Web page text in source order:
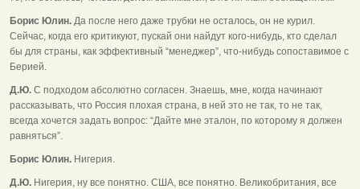
Борис Юлин. Да после него даже трубки не осталось, он не курил.
Сейчас, когда его критикуют, пускай они найдут кого-нибудь, кто сделал
бы для страны, как эффективный “менеджер”, что-нибудь сопоставимое с
Берией.
Д.Ю. С подходом абсолютно согласен. Знаешь, мне, когда начинают
рассказывать, что Россия плохая страна, в ней это не так, то не так,
всегда хочется задать вопрос: “Дайте мне эталон, по которому я должен
равняться”.
Борис Юлин. Нигерия.
Д.Ю. Нигерия, ну все понятно. США, все понятно. Великобритания, все